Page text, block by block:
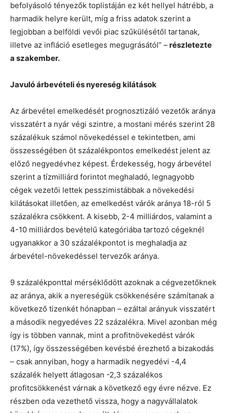
befolyásoló tényezők toplistáján ez két hellyel hátrébb, a
harmadik helyre került, míg a friss adatok szerint a
legjobban a belföldi vevői piac szűkülésétől tartanak,
illetve az infláció esetleges megugrásától” –részletezte
a szakember.
Javuló árbevételi és nyereség kilátások
Az árbevétel emelkedését prognosztizáló vezetők aránya
visszatért a nyár végi szintre, a mostani mérés szerint 28
százalékuk számol növekedéssel e tekintetben, ami
összességében öt százalékpontos emelkedést jelent az
előző negyedévhez képest. Érdekesség, hogy árbevétel
szerint a tízmilliárd forintot meghaladó, legnagyobb
cégek vezetői lettek pesszimistábbak a növekedési
kilátásokat illetően, az emelkedést várók aránya 18-ról 5
százalékra csökkent. A kisebb, 2-4 milliárdos, valamint a
4-10 milliárdos bevételű kategóriába tartozó cégeknél
ugyanakkor a 30 százalékpontot is meghaladja az
árbevétel-növekedéssel tervezők aránya.
9 százalékponttal mérséklődött azoknak a cégvezetőknek
az aránya, akik a nyereségük csökkenésére számítanak a
következő tizenkét hónapban – ezáltal arányuk visszatért
a második negyedéves 22 százalékra. Mivel azonban még
így is többen vannak, mint a profitnövekedést várók
(17%), így összességében kevésbé érezhető a bizakodás
– csak annyiban, hogy a harmadik negyedévi -4,4
százalék helyett átlagosan -2,3 százalékos
profitcsökkenést várnak a következő egy évre nézve. Ez
részben oda vezethető vissza, hogy a nagyvállalatok